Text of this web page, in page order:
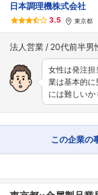
日本調理機株式会社
3.5 東京都
法人営業 20代前半男
女性は発注
業は基本的に
には難しい
この企業の